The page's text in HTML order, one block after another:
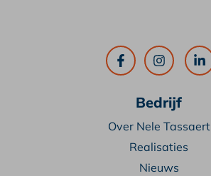
Bedrijf
Over Nele Tassaert
Realisaties
Nieuws